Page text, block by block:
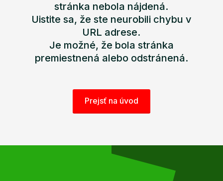
stránka nebola nájdená.
Uistite sa, že ste neurobili chybu v
URL adrese.
Je možné, že bola stránka
premiestnená alebo odstránená.
Prejsť na úvod